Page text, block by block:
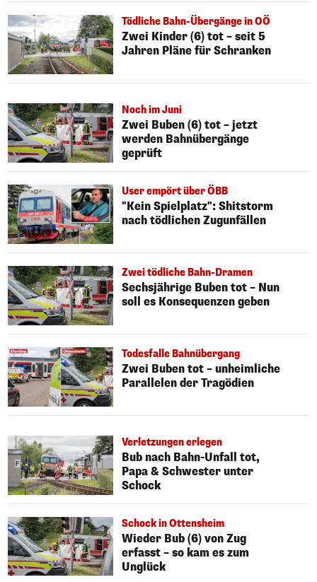
Tödliche Bahn-Übergänge in OÖ
Zwei Kinder (6) tot – seit 5
Jahren Pläne für Schranken
Noch im Juni
Zwei Buben (6) tot – jetzt
werden Bahnübergänge
geprüft
User empört über ÖBB
"Kein Spielplatz": Shitstorm
nach tödlichen Zugunfällen
Zwei tödliche Bahn-Dramen
Sechsjährige Buben tot – Nun
soll es Konsequenzen geben
Todesfalle Bahnübergang
Zwei Buben tot – unheimliche
Parallelen der Tragödien
Verletzungen erlegen
Bub nach Bahn-Unfall tot,
Papa & Schwester unter
Schock
Schock in Ottensheim
Wieder Bub (6) von Zug
erfasst – so kam es zum
Unglück